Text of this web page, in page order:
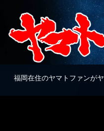
福岡在住のヤマトファンが